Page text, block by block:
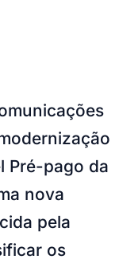
Pré-pago da
nova
pela
os